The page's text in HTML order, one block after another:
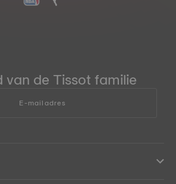
van de Tissot familie
E-mailadres